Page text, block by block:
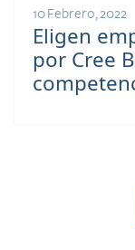
10 Febrero, 2022
Eligen
por Cree